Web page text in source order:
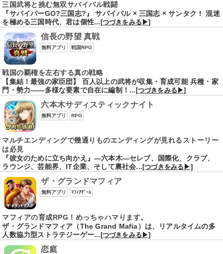
三国武将と挑む無双サバイバル戦闘
『サバイバーGO?三国志?』 サバイバル × 三国志 × サンタク！ 混迷
を極める三国時代、君は個性... [つづきをみる▶]
信長の野望 真戦
無料アプリ 戦国RPG
戦国の覇権を左右する真の戦略
【集結！最強の家臣団】 百人以上の武将が収集・育成可能 兵種・家
門・勢力――多様な要素で自在に編制！...[つづきをみる▶]
六本木サディスティックナイト
無料アプリ RPG
マルチエンディングで幾通りものエンディングが見れるストーリー
は必見
『彼女のために立ち向かえ』―六本木―セレブ、国際化、クラブ、
ラウンジ、芸能界、IT企業、そして裏社会...[つづきをみる▶]
ザ・グランドマフィア
無料アプリ ﾏﾌｨｱｹﾞｰﾑ
マフィアの育成RPG！めっちゃハマります。
ザ・グランドマフィア（The Grand Mafia）は、リアルタイムの多
人数協力型ストラテジーゲー...[つづきをみる▶]
恋庭